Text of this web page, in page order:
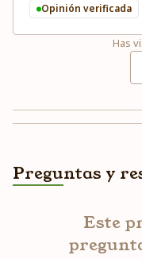
Opinión verificada
Has
Preguntas y
Este